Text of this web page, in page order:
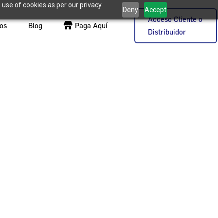
of cookies as per our privacy
Deny Accept
Blog Paga Aquí
Acceso Cliente o
Distribuidor